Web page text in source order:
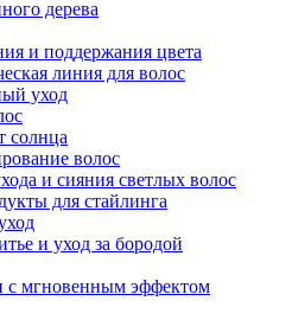
дерева
и поддержания цвета
линия для волос
уход
солнца
волос
и сияния светлых волос
для стайлинга
и уход за бородой
с мгновенным эффектом